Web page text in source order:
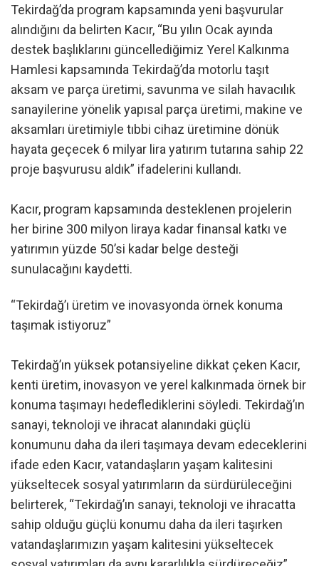
Tekirdağ’da program kapsamında yeni başvurular
alındığını da belirten Kacır, “Bu yılın Ocak ayında
destek başlıklarını güncellediğimiz Yerel Kalkınma
Hamlesi kapsamında Tekirdağ’da motorlu taşıt
aksam ve parça üretimi, savunma ve silah havacılık
sanayilerine yönelik yapısal parça üretimi, makine ve
aksamları üretimiyle tıbbi cihaz üretimine dönük
hayata geçecek 6 milyar lira yatırım tutarına sahip 22
proje başvurusu aldık” ifadelerini kullandı.
Kacır, program kapsamında desteklenen projelerin
her birine 300 milyon liraya kadar finansal katkı ve
yatırımın yüzde 50’si kadar belge desteği
sunulacağını kaydetti.
“Tekirdağ’ı üretim ve inovasyonda örnek konuma
taşımak istiyoruz”
Tekirdağ’ın yüksek potansiyeline dikkat çeken Kacır,
kenti üretim, inovasyon ve yerel kalkınmada örnek bir
konuma taşımayı hedeflediklerini söyledi. Tekirdağ’ın
sanayi, teknoloji ve ihracat alanındaki güçlü
konumunu daha da ileri taşımaya devam edeceklerini
ifade eden Kacır, vatandaşların yaşam kalitesini
yükseltecek sosyal yatırımların da sürdürüleceğini
belirterek, “Tekirdağ’ın sanayi, teknoloji ve ihracatta
sahip olduğu güçlü konumu daha da ileri taşırken
vatandaşlarımızın yaşam kalitesini yükseltecek